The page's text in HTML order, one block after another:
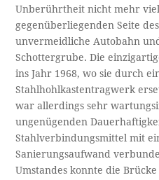
Unberührtheit nicht mehr
gegenüberliegenden Seite
unvermeidliche Autobahn
Schottergrube. Die
ins Jahr 1968, wo sie durch
Stahlhohlkastentragwerk
war allerdings sehr
ungenügenden
Stahlverbindungsmittel mit
Sanierungsaufwand
Umstandes konnte die